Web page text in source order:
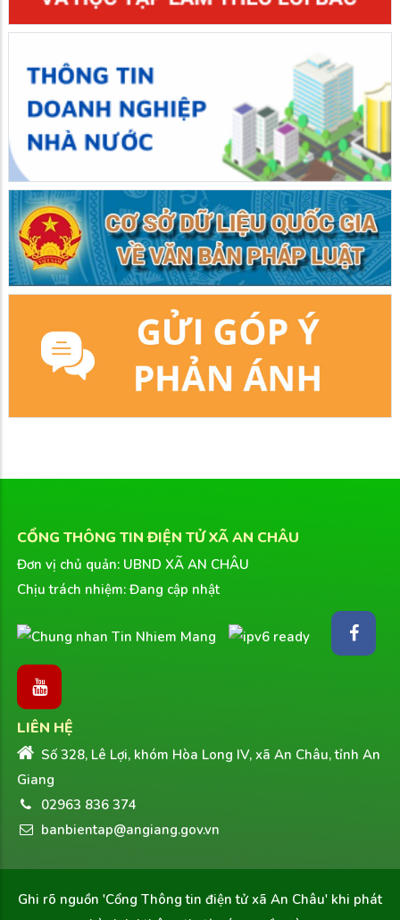
CỔNG THÔNG TIN ĐIỆN TỬ XÃ AN CHÂU
Đơn vị chủ quản: UBND XÃ AN CHÂU
Chịu trách nhiệm: Đang cập nhật
LIÊN HỆ
Số 328, Lê Lợi, khóm Hòa Long IV, xã An Châu, tỉnh An
Giang
02963 836 374
banbientap@angiang.gov.vn
Ghi rõ nguồn 'Cổng Thông tin điện tử xã An Châu' khi phát